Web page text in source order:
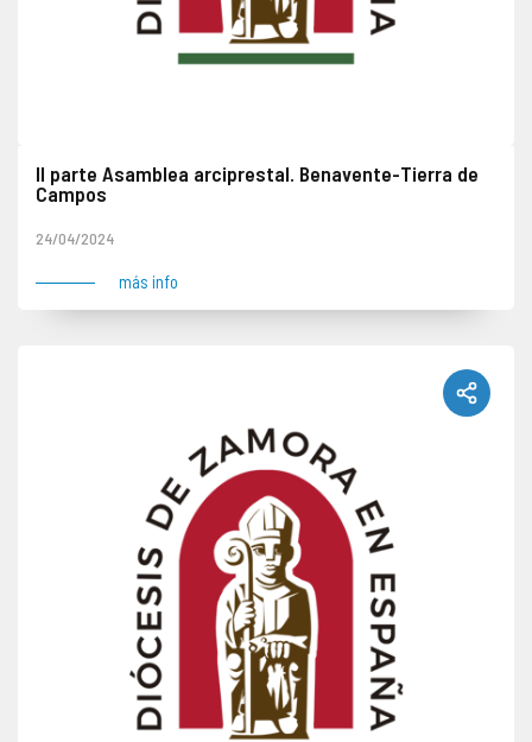
II parte Asamblea arciprestal. Benavente-Tierra de
Campos
24/04/2024
más info